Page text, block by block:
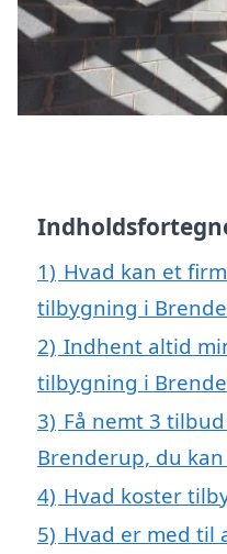
1) Hvad kan et
tilbygning i
2) Indhent altid
tilbygning i
3) Få nemt 3
Brenderup, du
4) Hvad koster
5) Hvad er med til